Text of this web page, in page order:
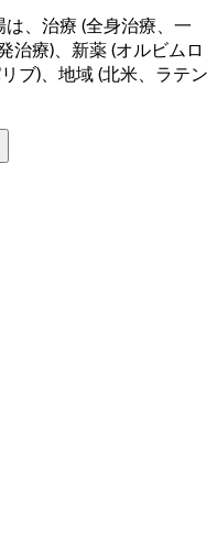
、治療 (全身治療、一
治療)、新薬 (オルビムロ
ブ)、地域 (北米、ラテン